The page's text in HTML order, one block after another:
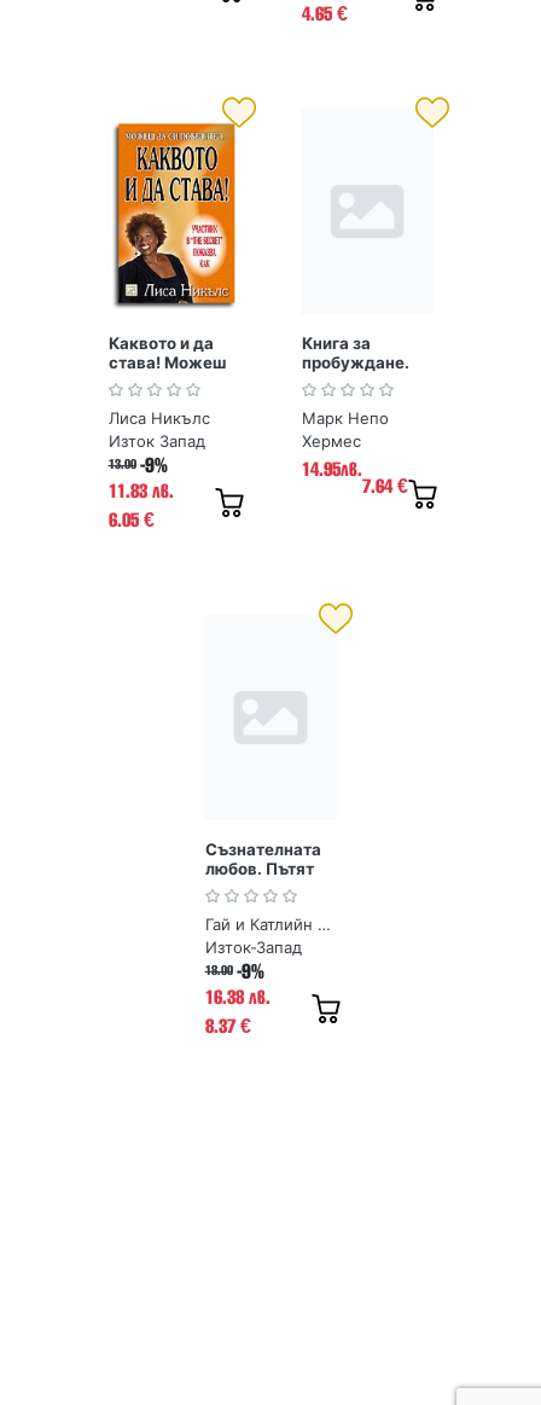
4.65 €
Каквото и да
става! Можеш
да си
победител...
Лиса Никълс
Изток Запад
13.00 -9%
11.83 лв.
6.05 €
Книга за
пробуждане.
365 идеи да
посрещнеш
новия ден
Марк Непо
Хермес
14.95лв.
7.64€
Съзнателната
любов. Пътят
към взаимна
отдаденост
Гай и Катлийн Хендрикс
Изток-Запад
18.00 -9%
16.38 лв.
8.37€